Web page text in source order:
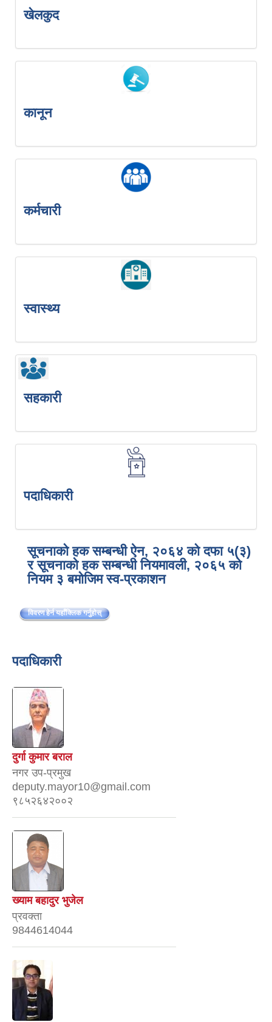
खेलकुद
कानून
कर्मचारी
स्वास्थ्य
सहकारी
पदाधिकारी
सूचनाको हक सम्बन्धी ऐन, २०६४ को दफा ५(३)
र सूचनाको हक सम्बन्धी नियमावली, २०६५ को
नियम ३ बमोजिम स्व-प्रकाशन
विवरण हेर्न यहाँक्लिक गर्नुहोस्
पदाधिकारी
दुर्गा कुमार बराल
नगर उप-प्रमुख
deputy.mayor10@gmail.com
९८५२६४२००२
ख्याम बहादुर भुजेल
प्रवक्ता
9844614044